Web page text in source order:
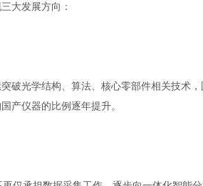
大发展方向：
光学结构、算法、核心零部件相关技术
产仪器的比例逐年提升。